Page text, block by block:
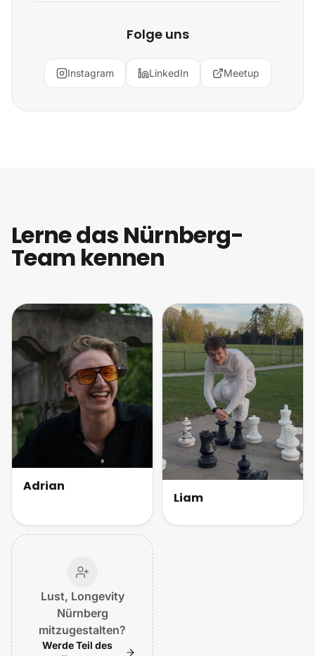
Folge uns
Instagram LinkedIn Meetup
Lerne das Nürnberg-
Team kennen
Adrian
Liam
Lust, Longevity
Nürnberg
mitzugestalten?
Werde Teil des